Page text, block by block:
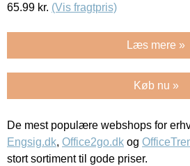
65.99 kr. (Vis fragtpris)
Læs mere »
Køb nu »
De mest populære webshops for
Engsig.dk, Office2go.dk og
stort sortiment til gode priser.